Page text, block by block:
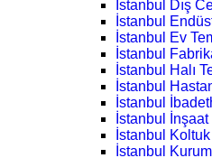
İstanbul Dış
İstanbul
İstanbul Ev
İstanbul
İstanbul Halı
İstanbul
İstanbul
İstanbul
İstanbul
İstanbul